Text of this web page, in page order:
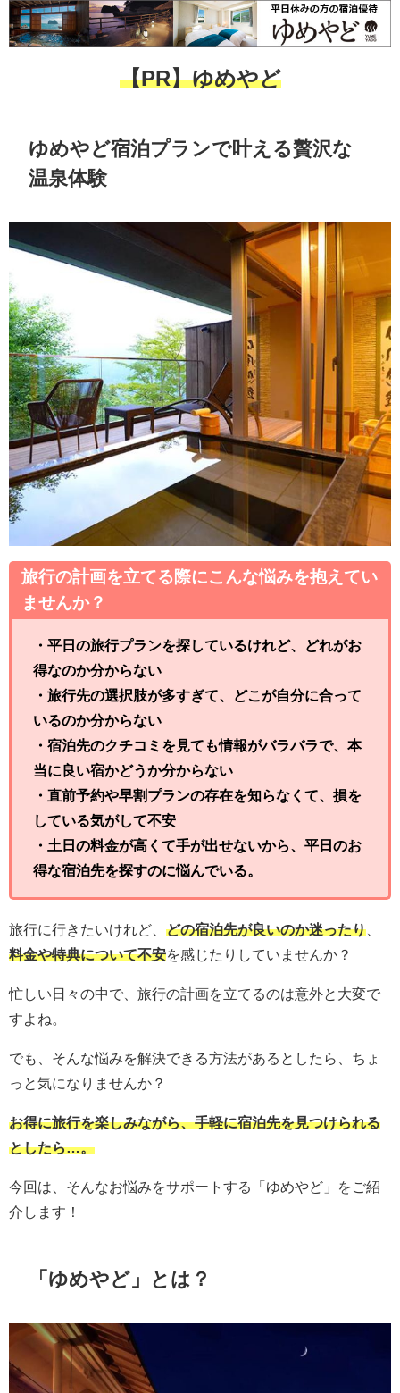
【PR】ゆめやど
ゆめやど宿泊プランで叶える贅沢な
温泉体験
旅行の計画を立てる際にこんな悩みを抱えてい
ませんか？
・平日の旅行プランを探しているけれど、どれがお
得なのか分からない
・旅行先の選択肢が多すぎて、どこが自分に合って
いるのか分からない
・宿泊先のクチコミを見ても情報がバラバラで、本
当に良い宿かどうか分からない
・直前予約や早割プランの存在を知らなくて、損を
している気がして不安
・土日の料金が高くて手が出せないから、平日のお
得な宿泊先を探すのに悩んでいる。
旅行に行きたいけれど、 どの宿泊先が良いのか迷ったり
料金や特典について不安を感じたりしていませんか？
忙しい日々の中で、旅行の計画を立てるのは意外と大変で
すよね。
でも、そんな悩みを解決できる方法があるとしたら、ちょ
っと気になりませんか？
お得に旅行を楽しみながら、手軽に宿泊先を見つけられる
としたら…。
今回は、そんなお悩みをサポートする「ゆめやど」をご紹
介します！
「ゆめやど」とは？